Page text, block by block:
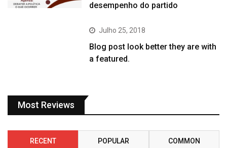
desempenho do partido
Julho 25, 2018
Blog post look better they are with
a featured.
Most Reviews
RECENT POPULAR COMMON